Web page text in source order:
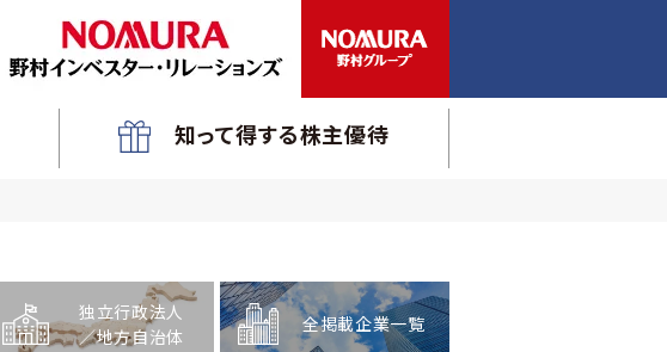
知って得する株主優待
独立行政法人
／地方自治体
全掲載企業一覧